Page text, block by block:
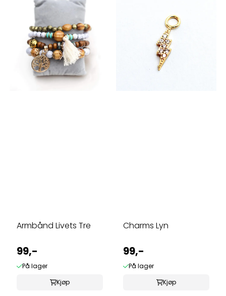
Armbånd Livets Tre
99,-
På lager
Kjøp
Charms Lyn
99,-
På lager
Kjøp